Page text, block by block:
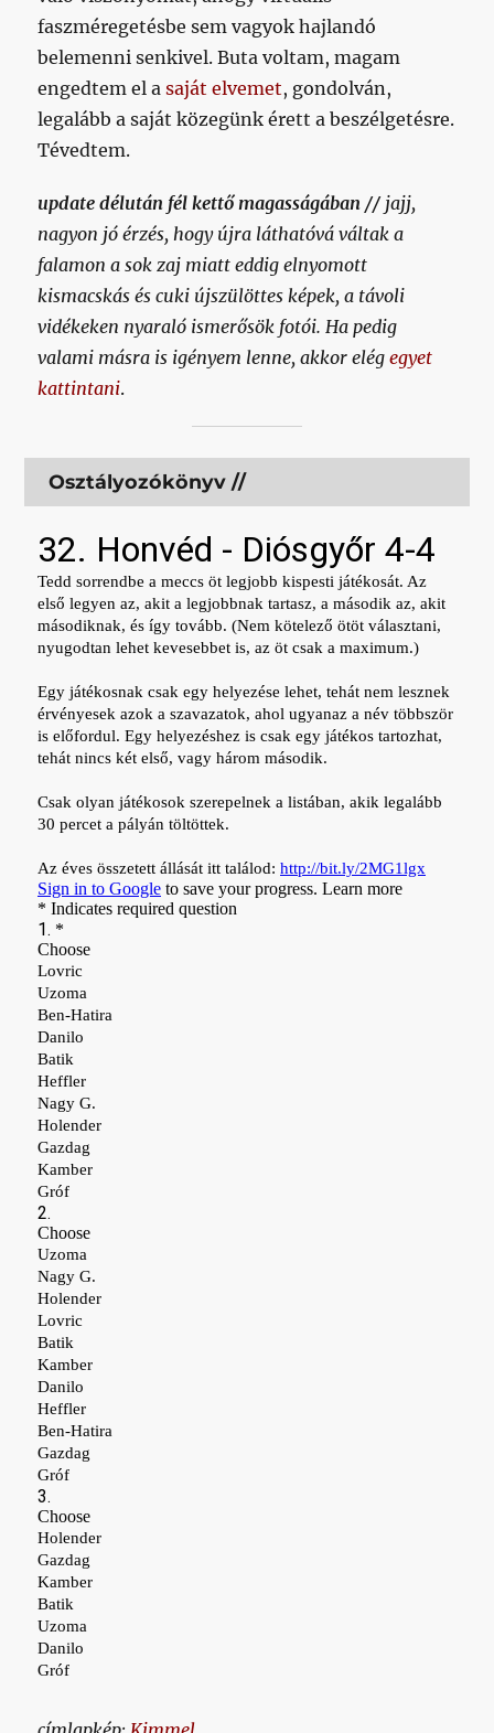
faszméregetésbe sem vagyok hajlandó
belemenni senkivel. Buta voltam, magam
engedtem el asaját elvemet, gondolván,
legalább a saját közegünk érett a beszélgetésre.
Tévedtem.
update délután fél kettő magasságában // jajj,
nagyon jó érzés, hogy újra láthatóvá váltak a
falamon a sok zaj miatt eddig elnyomott
kismacskás és cuki újszülöttes képek, a távoli
vidékeken nyaraló ismerősök fotói. Ha pedig
valami másra is igényem lenne, akkor elégegyet
kattintani.
Osztályozókönyv //